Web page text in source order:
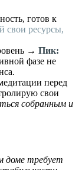
готов к
свои ресурсы,
→ Пик:
фазе не
перед
свои
собранным и
доме требует